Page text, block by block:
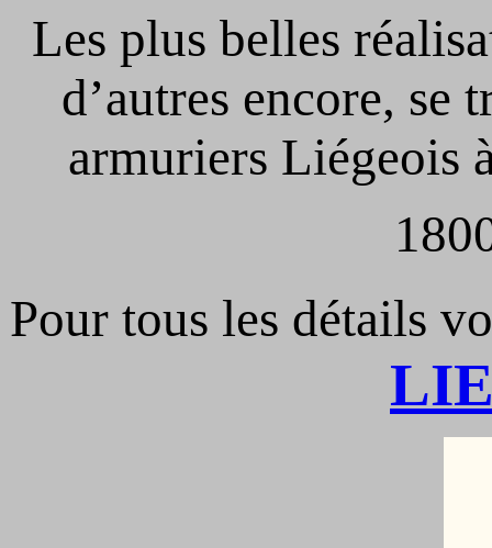
Les plus belles
d’autres encore,
armuriers Liégeois
Pour tous les détails